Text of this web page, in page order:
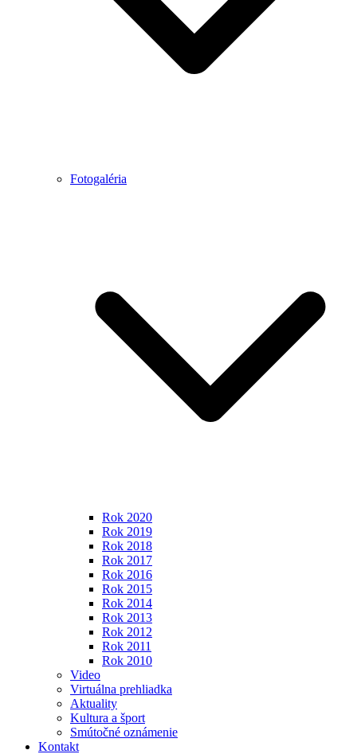
Fotogaléria
Rok 2020
Rok 2019
Rok 2018
Rok 2017
Rok 2016
Rok 2015
Rok 2014
Rok 2013
Rok 2012
Rok 2011
Rok 2010
Video
Virtuálna prehliadka
Aktuality
Kultura a šport
Smútočné oznámenie
Kontakt